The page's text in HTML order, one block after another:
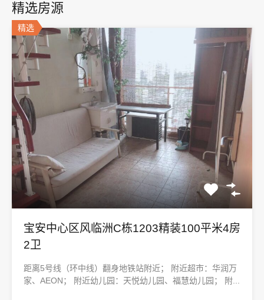
精选房源
精选
宝安中心区风临洲C栋1203精装100平米4房
2卫
距离5号线（环中线）翻身地铁站附近； 附近超市：华润万
家、AEON； 附近幼儿园：天悦幼儿园、福慧幼儿园； 附...